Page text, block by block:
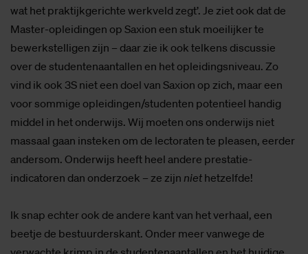
wat het praktijkgerichte werkveld zegt’. Je ziet ook dat de
Master-opleidingen op Saxion een stuk moeilijker te
bewerkstelligen zijn – daar zie ik ook telkens discussie
over de studentenaantallen en het opleidingsniveau. Zo
vind ik ook 3S niet een doel van Saxion op zich, maar een
voor sommige opleidingen/studenten potentieel handig
middel in het onderwijs. Wij moeten ons onderwijs niet
massaal gaan insteken om de lectoraten te pleasen, eerder
andersom. Onderwijs heeft heel andere prestatie-
indicatoren dan onderzoek – ze zijn niet hetzelfde!
Ik snap echter ook de andere kant van het verhaal, een
beetje de bestuurderskant. Onder meer vanwege de